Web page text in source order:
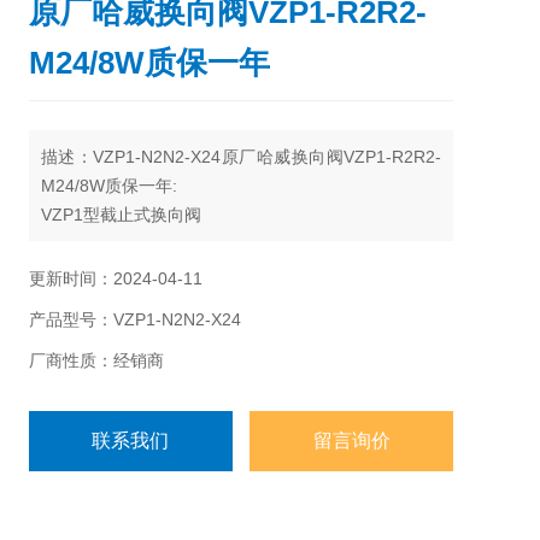
原厂哈威换向阀VZP1-R2R2-
M24/8W质保一年
描述：VZP1-N2N2-X24原厂哈威换向阀VZP1-R2R2-
M24/8W质保一年:
VZP1型截止式换向阀
zui高工作压力Pmax=450 bar
更新时间：2024-04-11
产品型号：VZP1-N2N2-X24
厂商性质：经销商
联系我们 留言询价